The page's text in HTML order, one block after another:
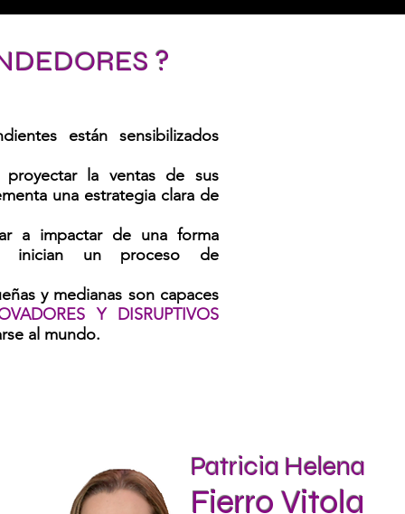
?
están sensibilizados
proyectar la ventas de sus
una estrategia clara de
a impactar de una forma
inician un proceso de
y medianas son capaces
Y DISRUPTIVOS
al mundo.
Patricia Helena
Fierro Vitola